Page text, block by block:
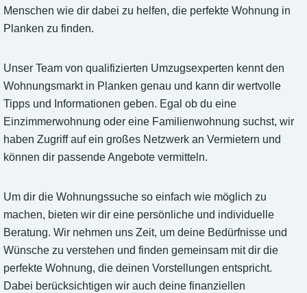
Menschen wie dir dabei zu helfen, die perfekte Wohnung in
Planken zu finden.
Unser Team von qualifizierten Umzugsexperten kennt den
Wohnungsmarkt in Planken genau und kann dir wertvolle
Tipps und Informationen geben. Egal ob du eine
Einzimmerwohnung oder eine Familienwohnung suchst, wir
haben Zugriff auf ein großes Netzwerk an Vermietern und
können dir passende Angebote vermitteln.
Um dir die Wohnungssuche so einfach wie möglich zu
machen, bieten wir dir eine persönliche und individuelle
Beratung. Wir nehmen uns Zeit, um deine Bedürfnisse und
Wünsche zu verstehen und finden gemeinsam mit dir die
perfekte Wohnung, die deinen Vorstellungen entspricht.
Dabei berücksichtigen wir auch deine finanziellen